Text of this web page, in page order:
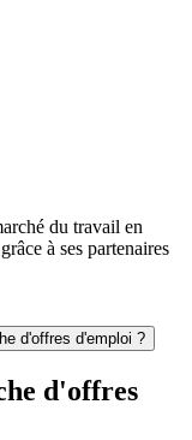
du travail en
à ses partenaires
d'offres d'emploi ?
d'offres